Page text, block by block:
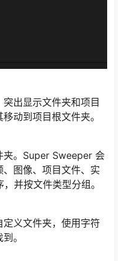
出显示文件夹和项目
动到项目根文件夹。
夹。Super Sweeper 会
图像、项目文件、实
并按文件类型分组。
义文件夹，使用字符
。